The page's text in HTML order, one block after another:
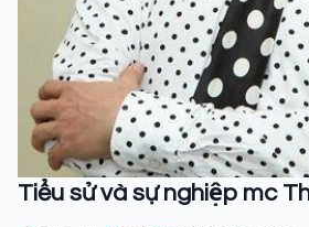
Tiểu sử và sự nghiệp mc